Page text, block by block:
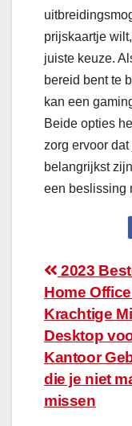
prijskaartje
juiste keuze.
bereid bent te
kan een
Beide opties
zorg ervoor
belangrijkst
een beslissing
Bericht
2023
Home
Krachtige
Desktop
Kantoor
die je niet
missen